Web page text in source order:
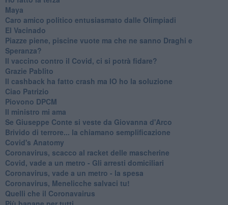
Maya
Caro amico politico entusiasmato dalle Olimpiadi
El Vacinado
Piazze piene, piscine vuote ma che ne sanno Draghi e
Speranza?
​Il vaccino contro il Covid, ci si potrà fidare?
Grazie Pablito
Il cashback ha fatto crash ma IO ho la soluzione
Ciao Patrizio
Piovono DPCM
Il ministro mi ama
Se Giuseppe Conte si veste da Giovanna d'Arco
Brivido di terrore... la chiamano semplificazione
Covid's Anatomy
Coronavirus, scacco al racket delle mascherine
Covid, vade a un metro - Gli arresti domiciliari
Coronavirus, vade a un metro - la spesa
Coronavirus, Menelicche salvaci tu!
Quelli che il Coronavairus